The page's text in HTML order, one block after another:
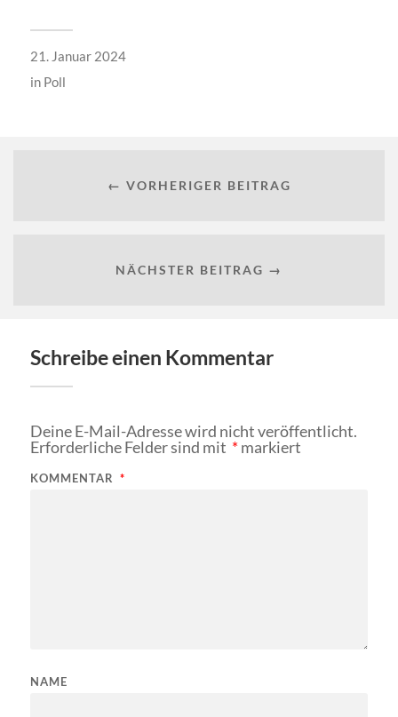
21. Januar 2024
in Poll
← VORHERIGER BEITRAG
NÄCHSTER BEITRAG →
Schreibe einen Kommentar
Deine E-Mail-Adresse wird nicht veröffentlicht.
Erforderliche Felder sind mit *markiert
KOMMENTAR *
NAME